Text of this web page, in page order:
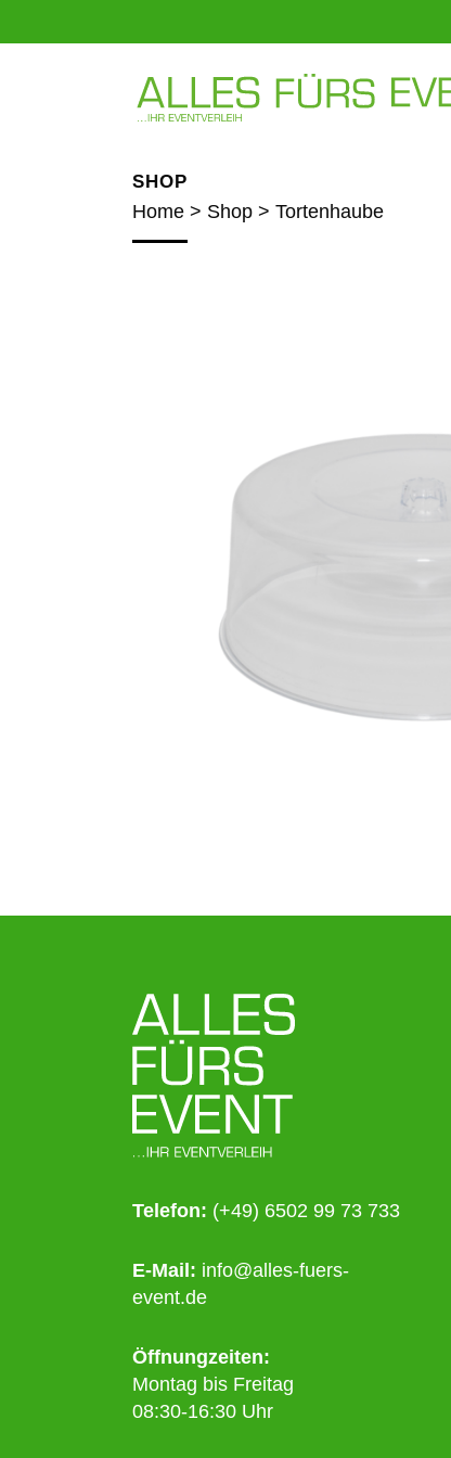
SHOP
Home > Shop > Tortenhaube
Telefon: (+49) 6502 99 73 733
E-Mail: info@alles-fuers-
event.de
Öffnungzeiten:
Montag bis Freitag
08:30-16:30 Uhr